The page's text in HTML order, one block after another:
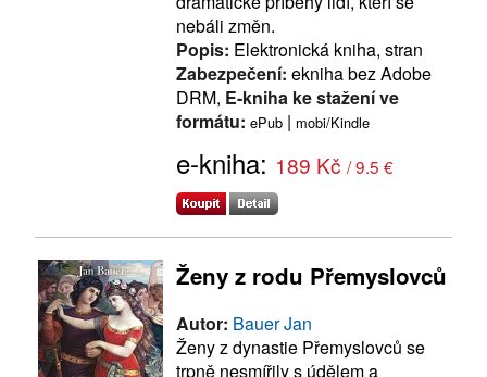
nebáli změn.
Popis: Elektronická kniha, stran
Zabezpečení: ekniha bez Adobe
DRM, E-kniha ke stažení ve
formátu: ePub | mobi/Kindle
e-kniha: 189 Kč / 9.5 €
Ženy z rodu Přemyslovců
Autor: Bauer Jan
Ženy z dynastie Přemyslovců se
trpně nesmířily s údělem a